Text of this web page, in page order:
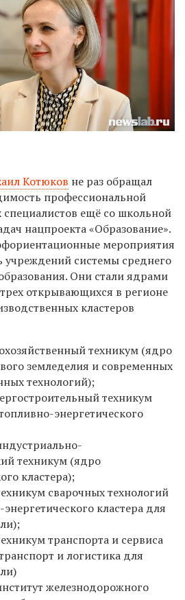
Котюков не раз обращал
профессиональной
ещё со школьной
нацпроекта «Образование».
мероприятия
системы среднего
Они стали ядрами
открывающихся в регионе
кластеров
техникум (ядро
земледелия и современных
технологий);
техникум
энергетического
техникум (ядро
кластера);
сварочных технологий
кластера для
транспорта и сервиса
и логистика для
железнодорожного